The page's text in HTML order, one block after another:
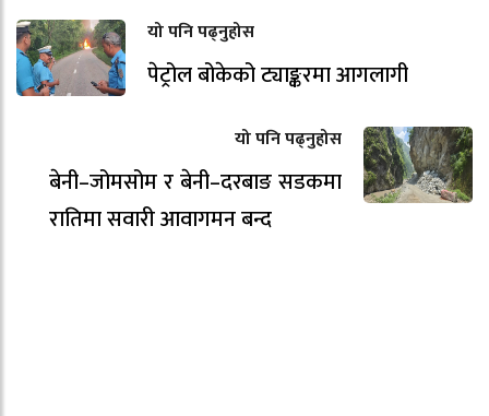
यो पनि पढ्नुहोस
पेट्रोल बोकेको ट्याङ्करमा आगलागी
यो पनि पढ्नुहोस
बेनी–जोमसोम र बेनी–दरबाङ सडकमा
रातिमा सवारी आवागमन बन्द